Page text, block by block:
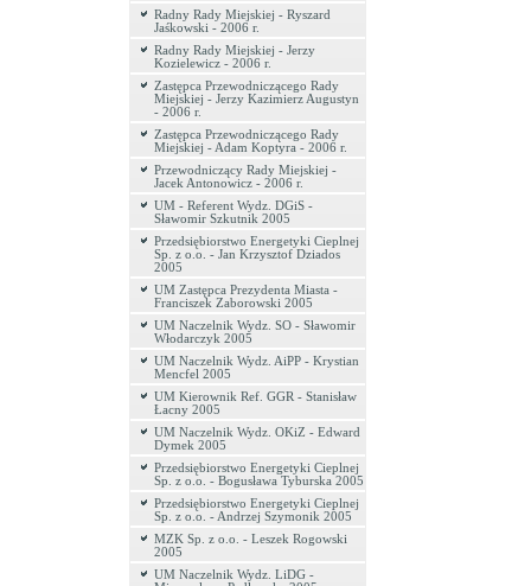
Radny Rady Miejskiej - Ryszard
Jaśkowski - 2006 r.
Radny Rady Miejskiej - Jerzy
Kozielewicz - 2006 r.
Zastępca Przewodniczącego Rady
Miejskiej - Jerzy Kazimierz Augustyn
- 2006 r.
Zastępca Przewodniczącego Rady
Miejskiej - Adam Koptyra - 2006 r.
Przewodniczący Rady Miejskiej -
Jacek Antonowicz - 2006 r.
UM - Referent Wydz. DGiS -
Sławomir Szkutnik 2005
Przedsiębiorstwo Energetyki Cieplnej
Sp. z o.o. - Jan Krzysztof Dziados
2005
UM Zastępca Prezydenta Miasta -
Franciszek Zaborowski 2005
UM Naczelnik Wydz. SO - Sławomir
Włodarczyk 2005
UM Naczelnik Wydz. AiPP - Krystian
Mencfel 2005
UM Kierownik Ref. GGR - Stanisław
Łacny 2005
UM Naczelnik Wydz. OKiZ - Edward
Dymek 2005
Przedsiębiorstwo Energetyki Cieplnej
Sp. z o.o. - Bogusława Tyburska 2005
Przedsiębiorstwo Energetyki Cieplnej
Sp. z o.o. - Andrzej Szymonik 2005
MZK Sp. z o.o. - Leszek Rogowski
2005
UM Naczelnik Wydz. LiDG -